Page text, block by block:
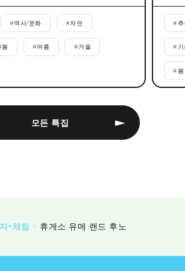
모든 특집
#역사/문화 #자연
봄 #여름 #가을
#
#
#봄
・체험 휴게소 유메 랜드 후노